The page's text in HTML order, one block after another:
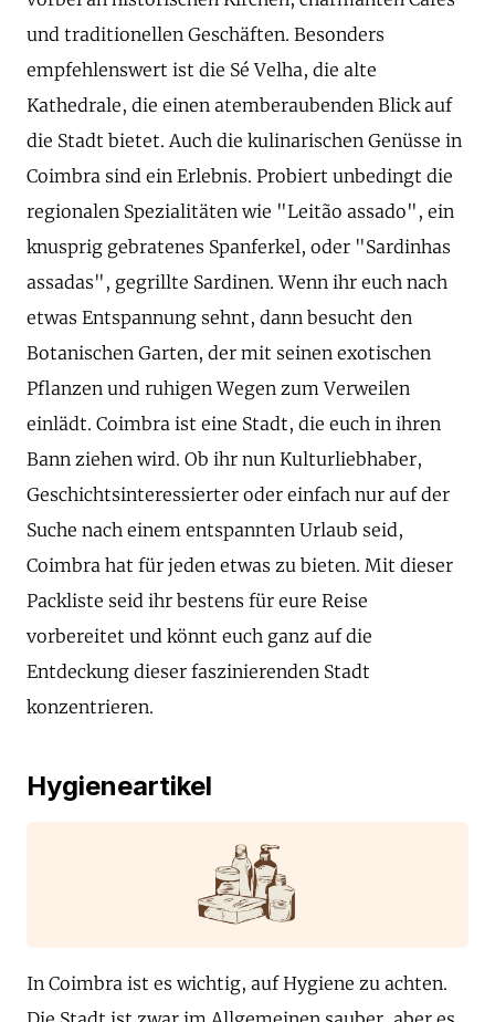
und traditionellen Geschäften. Besonders
empfehlenswert ist die Sé Velha, die alte
Kathedrale, die einen atemberaubenden Blick auf
die Stadt bietet. Auch die kulinarischen Genüsse in
Coimbra sind ein Erlebnis. Probiert unbedingt die
regionalen Spezialitäten wie "Leitão assado", ein
knusprig gebratenes Spanferkel, oder "Sardinhas
assadas", gegrillte Sardinen. Wenn ihr euch nach
etwas Entspannung sehnt, dann besucht den
Botanischen Garten, der mit seinen exotischen
Pflanzen und ruhigen Wegen zum Verweilen
einlädt. Coimbra ist eine Stadt, die euch in ihren
Bann ziehen wird. Ob ihr nun Kulturliebhaber,
Geschichtsinteressierter oder einfach nur auf der
Suche nach einem entspannten Urlaub seid,
Coimbra hat für jeden etwas zu bieten. Mit dieser
Packliste seid ihr bestens für eure Reise
vorbereitet und könnt euch ganz auf die
Entdeckung dieser faszinierenden Stadt
konzentrieren.
Hygieneartikel
In Coimbra ist es wichtig, auf Hygiene zu achten.